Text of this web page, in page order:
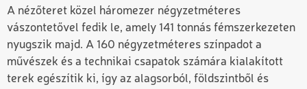
A nézőteret közel háromezer négyzetméteres
vászontetővel fedik le, amely 141 tonnás fémszerkezeten
nyugszik majd. A 160 négyzetméteres színpadot a
művészek és a technikai csapatok számára kialakított
terek egészítik ki, így az alagsorból, földszintből és